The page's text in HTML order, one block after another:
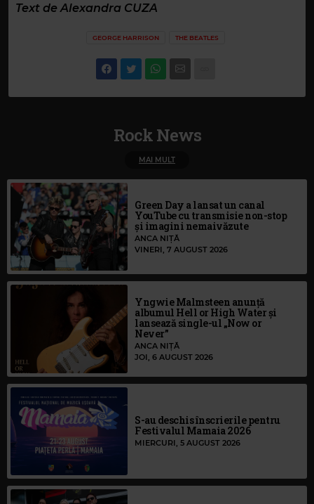
Text de Alexandra CUZA
GEORGE HARRISON THE BEATLES
Rock News
MAI MULT
Green Day a lansat un canal
YouTube cu transmisie non-stop
și imagini nemaivăzute
ANCA NIȚĂ
VINERI, 7 AUGUST 2026
Yngwie Malmsteen anunță
albumul Hell or High Water și
lansează single-ul „Now or
Never”
ANCA NIȚĂ
JOI, 6 AUGUST 2026
S-au deschis înscrierile pentru
Festivalul Mamaia 2026
MIERCURI, 5 AUGUST 2026